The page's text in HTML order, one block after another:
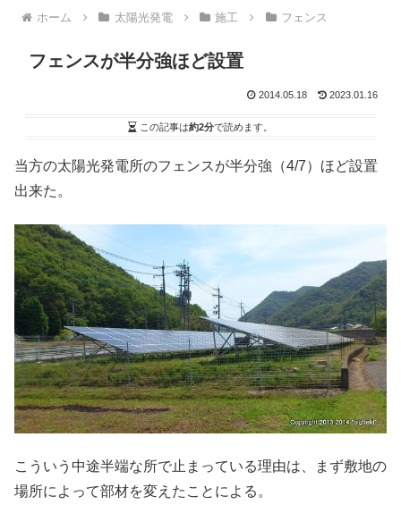
ホーム 太陽光発電 施工 フェンス
フェンスが半分強ほど設置
2014.05.18 2023.01.16
この記事は約2分で読めます。
当方の太陽光発電所のフェンスが半分強（4/7）ほど設置
出来た。
こういう中途半端な所で止まっている理由は、まず敷地の
場所によって部材を変えたことによる。